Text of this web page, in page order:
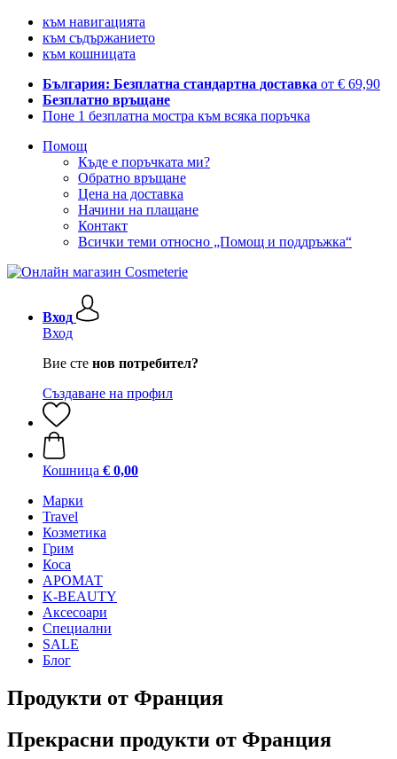
към навигацията
към съдържанието
към кошницата
България: Безплатна стандартна доставка от € 69,90
Безплатно връщане
Поне 1 безплатна мостра към всяка поръчка
Помощ
Къде е поръчката ми?
Обратно връщане
Цена на доставка
Начини на плащане
Контакт
Всички теми относно „Помощ и поддръжка“
Вход
Вход
Вие сте нов потребител?
Създаване на профил
Кошница € 0,00
Mарки
Travel
Козметика
Грим
Коса
АРОМАТ
K-BEAUTY
Аксесоари
Специални
SALE
Блог
Продукти от Франция
Прекрасни продукти от Франция